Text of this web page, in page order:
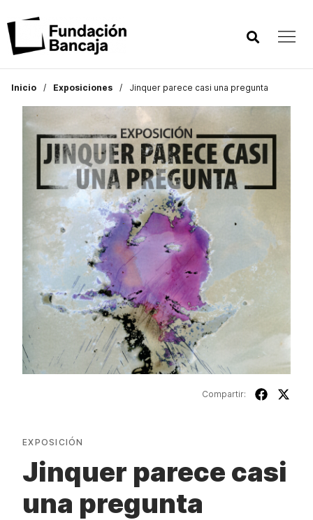
Inicio Exposiciones Jinquer parece casi una pregunta
Compartir:
EXPOSICIÓN
Jinquer parece casi
una pregunta